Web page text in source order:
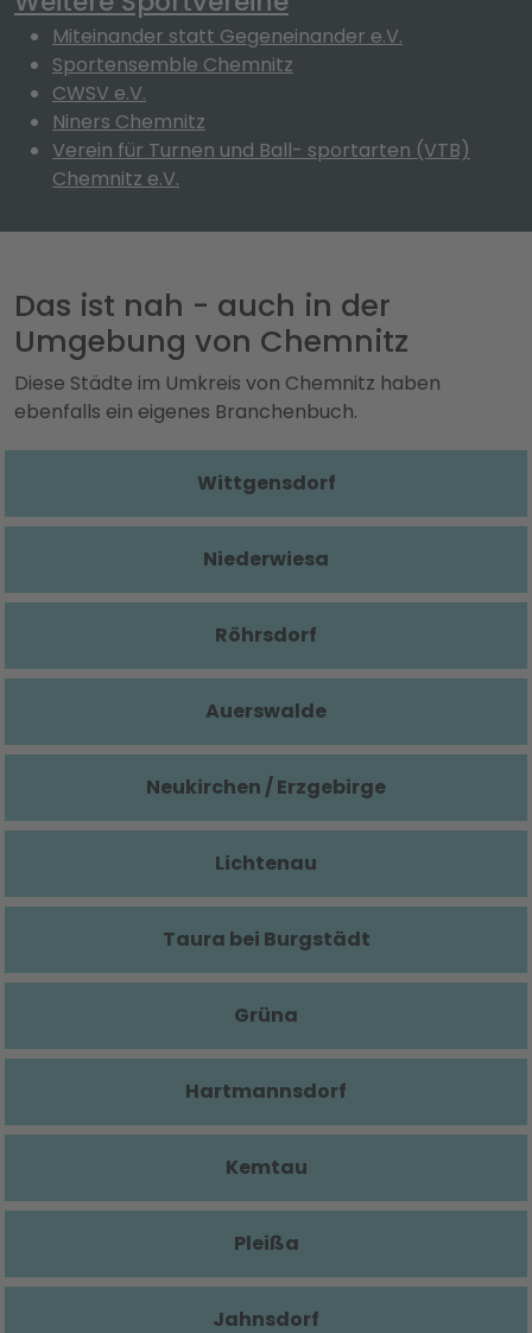
Miteinander statt Gegeneinander e.V.
Sportensemble Chemnitz
CWSV e.V.
Niners Chemnitz
Verein für Turnen und Ball- sportarten (VTB)
Chemnitz e.V.
Das ist nah - auch in der
Umgebung von Chemnitz
Diese Städte im Umkreis von Chemnitz haben
ebenfalls ein eigenes Branchenbuch.
Wittgensdorf
Niederwiesa
Röhrsdorf
Auerswalde
Neukirchen / Erzgebirge
Lichtenau
Taura bei Burgstädt
Grüna
Hartmannsdorf
Kemtau
Pleißa
Jahnsdorf